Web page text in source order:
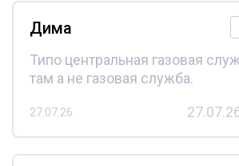
Дима
Типо центральная газовая
там а не газовая служба.
27.07.26